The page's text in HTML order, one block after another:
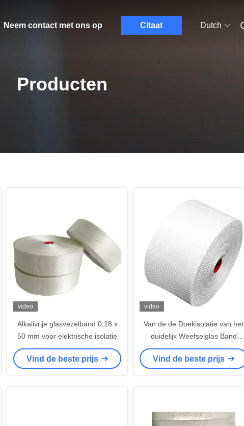
Neem contact met ons op Citaat Dutch
Producten
video
Alkalivrije glasvezelband 0,18 x
50 mm voor elektrische isolatie
Vind de beste prijs
video
Van de de Doekisolatie van het
duidelijk Weefselglas Band
0.18mm 100mm Witte Paraffine
Vind de beste prijs